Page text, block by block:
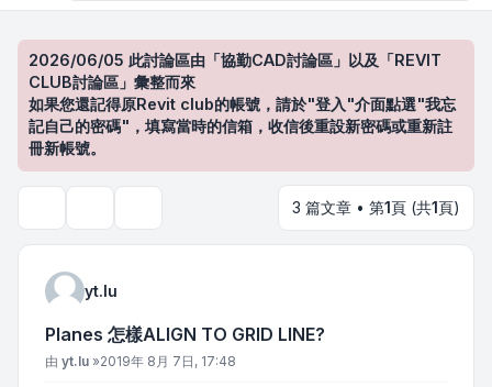
2026/06/05 此討論區由「協勤CAD討論區」以及「REVIT
CLUB討論區」彙整而來
如果您還記得原Revit club的帳號，請於"登入"介面點選"我忘
記自己的密碼"，填寫當時的信箱，收信後重設新密碼或重新註
冊新帳號。
3 篇文章 • 第1頁 (共1頁)
yt.lu
Planes 怎樣ALIGN TO GRID LINE?
文章
由 yt.lu »2019年 8月 7日, 17:48